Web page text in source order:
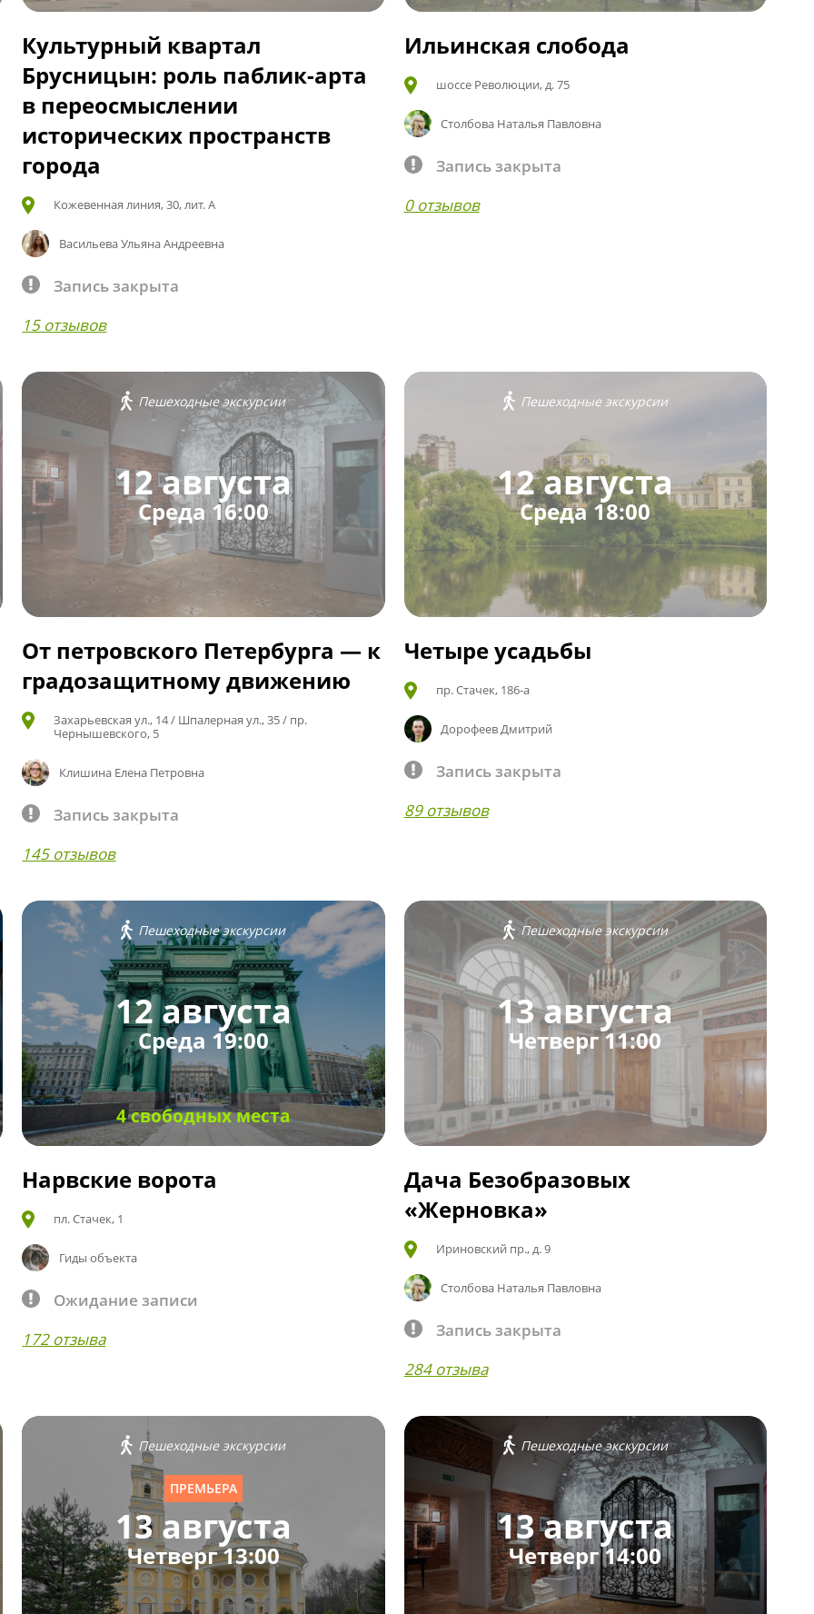
Культурный квартал
Брусницын: роль паблик-арта
в переосмыслении
исторических пространств
города
Кожевенная линия, 30, лит. А
Васильева Ульяна Андреевна
Запись закрыта
15 отзывов
Ильинская слобода
шоссе Революции, д. 75
Столбова Наталья Павловна
Запись закрыта
0 отзывов
Пешеходные экскурсии
12 августа
Среда 16:00
От петровского Петербурга — к
градозащитному движению
Захарьевская ул., 14 / Шпалерная ул., 35 / пр.
Чернышевского, 5
Клишина Елена Петровна
Запись закрыта
145 отзывов
Пешеходные экскурсии
12 августа
Среда 18:00
Четыре усадьбы
пр. Стачек, 186-а
Дорофеев Дмитрий
Запись закрыта
89 отзывов
Пешеходные экскурсии
12 августа
Среда 19:00
4 свободных места
Нарвские ворота
пл. Стачек, 1
Гиды объекта
Ожидание записи
172 отзыва
Пешеходные экскурсии
13 августа
Четверг 11:00
Дача Безобразовых
«Жерновка»
Ириновский пр., д. 9
Столбова Наталья Павловна
Запись закрыта
284 отзыва
Пешеходные экскурсии
ПРЕМЬЕРА
13 августа
Четверг 13:00
Пешеходные экскурсии
13 августа
Четверг 14:00